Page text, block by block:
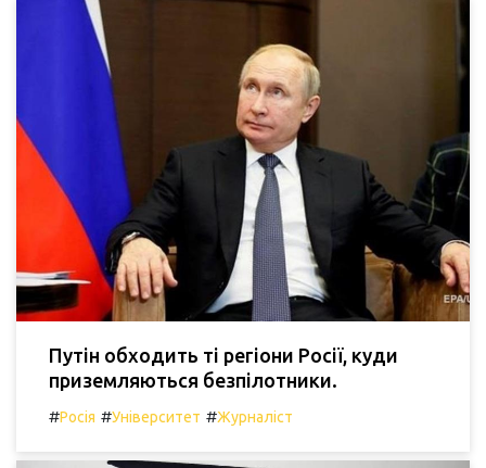
Путін обходить ті регіони Росії, куди
приземляються безпілотники.
#Росія #Університет #Журналіст